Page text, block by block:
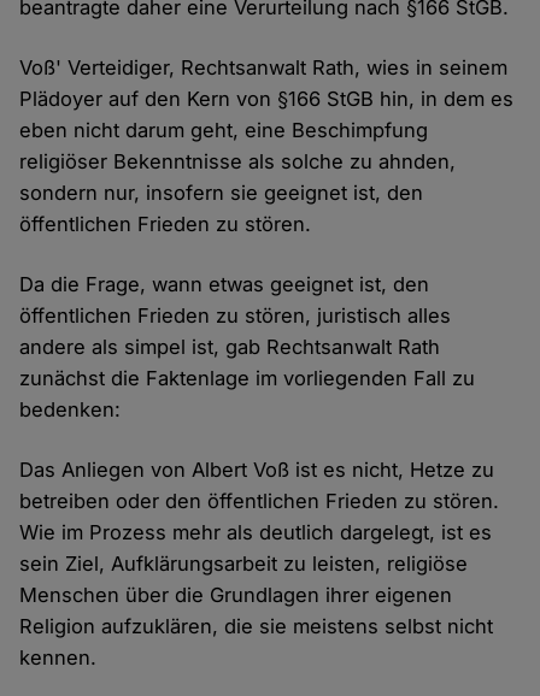
beantragte daher eine Verurteilung nach §166 StGB.
Voß' Verteidiger, Rechtsanwalt Rath, wies in seinem
Plädoyer auf den Kern von §166 StGB hin, in dem es
eben nicht darum geht, eine Beschimpfung
religiöser Bekenntnisse als solche zu ahnden,
sondern nur, insofern sie geeignet ist, den
öffentlichen Frieden zu stören.
Da die Frage, wann etwas geeignet ist, den
öffentlichen Frieden zu stören, juristisch alles
andere als simpel ist, gab Rechtsanwalt Rath
zunächst die Faktenlage im vorliegenden Fall zu
bedenken:
Das Anliegen von Albert Voß ist es nicht, Hetze zu
betreiben oder den öffentlichen Frieden zu stören.
Wie im Prozess mehr als deutlich dargelegt, ist es
sein Ziel, Aufklärungsarbeit zu leisten, religiöse
Menschen über die Grundlagen ihrer eigenen
Religion aufzuklären, die sie meistens selbst nicht
kennen.